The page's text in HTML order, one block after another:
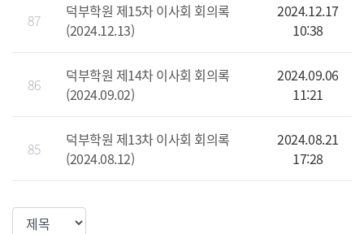
87
덕부학원 제15차 이사회 회의록
(2024.12.13)
2024.12.17
10:38
86
덕부학원 제14차 이사회 회의록
(2024.09.02)
2024.09.06
11:21
85
덕부학원 제13차 이사회 회의록
(2024.08.12)
2024.08.21
17:28
검색컬럼